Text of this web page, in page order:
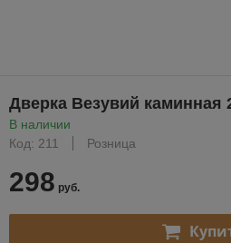
Дверка Везувий каминная
В наличии
Код: 211
Розница
298 руб.